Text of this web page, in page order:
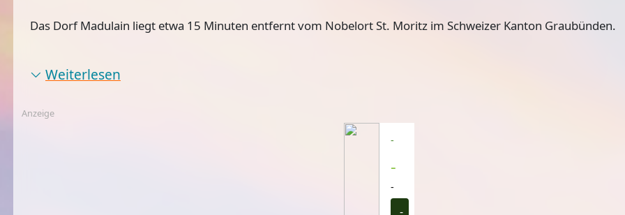
Das Dorf Madulain liegt etwa 15 Minuten entfernt vom Nobelort St. Moritz im Schweizer Kanton Graubünden.
Weiterlesen
Anzeige
-
-
-
-